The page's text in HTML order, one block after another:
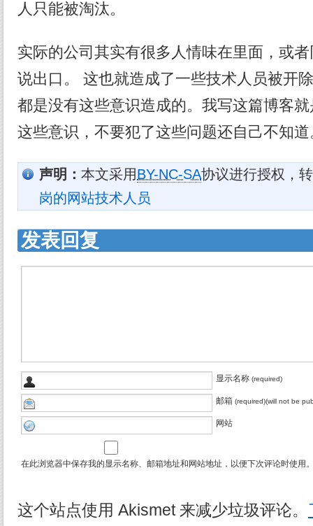
人只能被淘汰。
实际的公司其实有很多人情味在里面，或
说出口。 这也就造成了一些技术人员被开
都是没有这些意识造成的。我写这篇博客
这些意识，不要犯了这些问题还自己不知道
声明： 本文采用BY-NC-SA协议进行授权，
岗的网站技术人员
发表回复
显示名称 (required)
邮箱 (required)(will not be
网站
在此浏览器中保存我的显示名称、邮箱地址和网站地址，以便下次评论时使用
这个站点使用 Akismet 来减少垃圾评论。